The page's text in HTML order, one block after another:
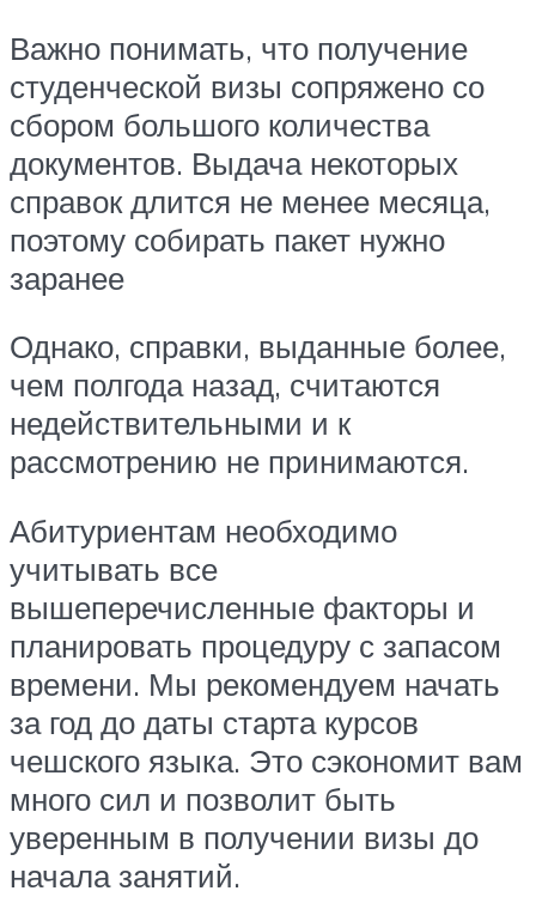
Важно понимать, что получение
студенческой визы сопряжено со
сбором большого количества
документов. Выдача некоторых
справок длится не менее месяца,
поэтому собирать пакет нужно
заранее
Однако, справки, выданные более,
чем полгода назад, считаются
недействительными и к
рассмотрению не принимаются.
Абитуриентам необходимо
учитывать все
вышеперечисленные факторы и
планировать процедуру с запасом
времени. Мы рекомендуем начать
за год до даты старта курсов
чешского языка. Это сэкономит вам
много сил и позволит быть
уверенным в получении визы до
начала занятий.